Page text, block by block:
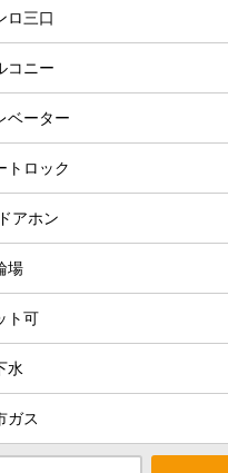
ロ三口
コニー
ベーター
トロック
アホン
場
ト可
水
ガス